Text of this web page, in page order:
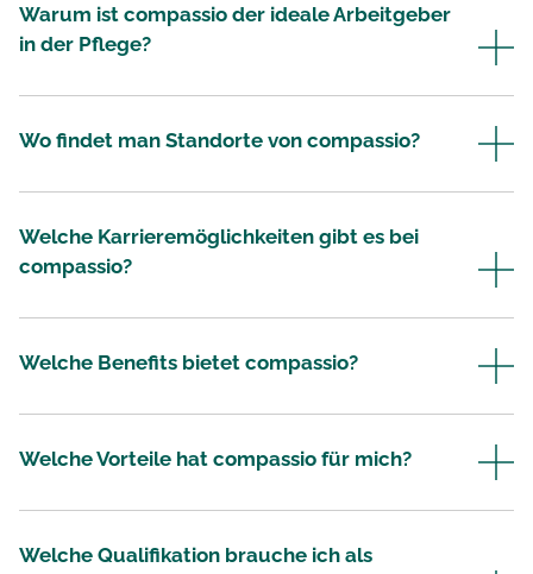
Offene Stellenangebote
Warum ist compassio der ideale Arbeitgeber
in der Pflege?
Wo findet man Standorte von compassio?
Welche Karrieremöglichkeiten gibt es bei
compassio?
Welche Benefits bietet compassio?
Welche Vorteile hat compassio für mich?
Welche Qualifikation brauche ich als